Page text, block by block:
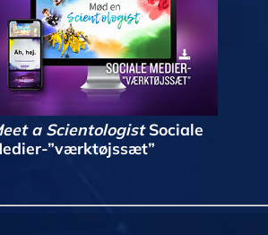
a ScientologistSociale
”værktøjssæt”